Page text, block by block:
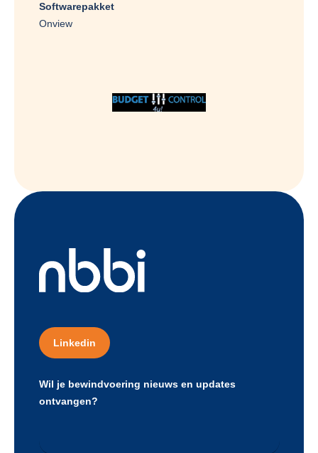
Softwarepakket
Onview
Linkedin
Wil je bewindvoering nieuws en updates
ontvangen?